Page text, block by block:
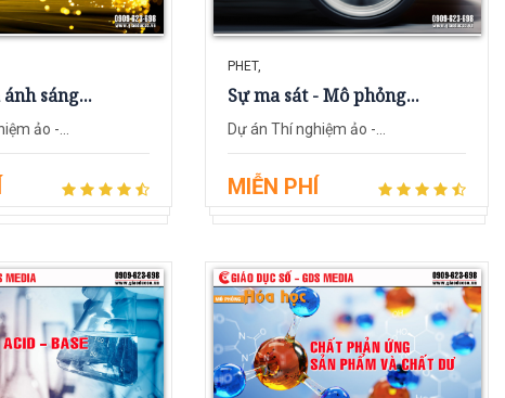
sáng...
ảo -...
PHET,
Sự ma sát - Mô phỏng...
Dự án Thí nghiệm ảo -...
MIỄN PHÍ